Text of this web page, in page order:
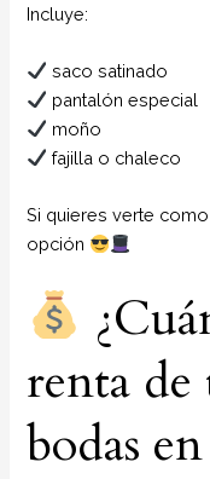
Incluye:
saco satinado
pantalón especial
moño
fajilla o chaleco
Si quieres verte
opción
renta de
bodas en